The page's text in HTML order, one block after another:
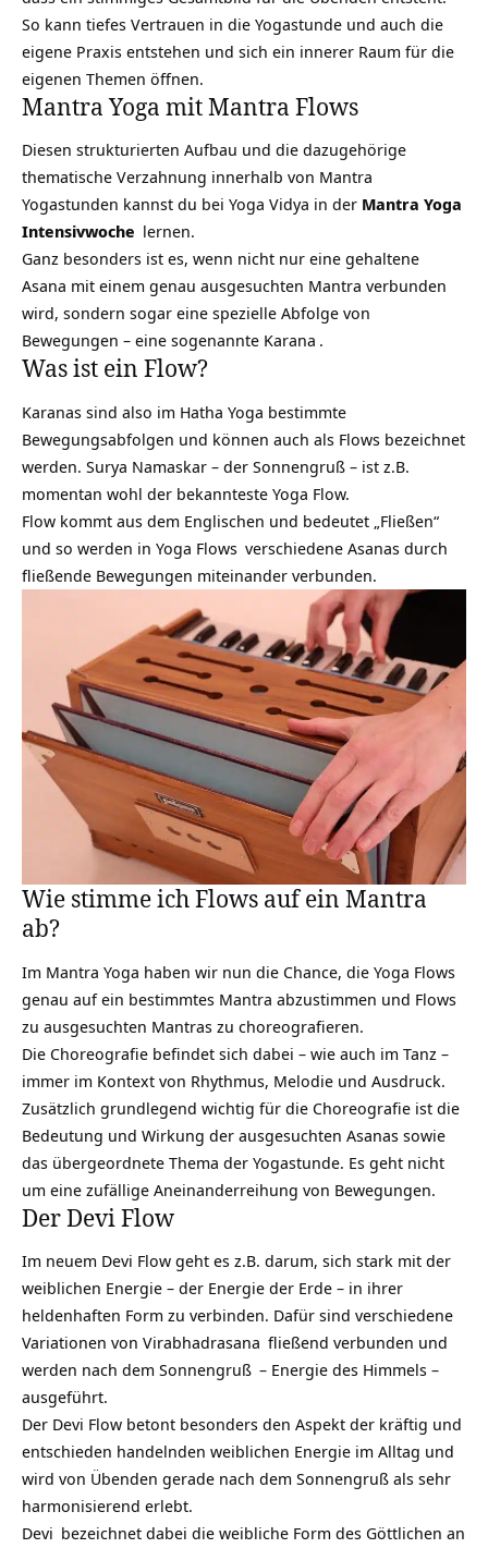
So kann tiefes Vertrauen in die Yogastunde und auch die
eigene Praxis entstehen und sich ein innerer Raum für die
eigenen Themen öffnen.
Mantra Yoga mit Mantra Flows
Diesen strukturierten Aufbau und die dazugehörige
thematische Verzahnung innerhalb von Mantra
Yogastunden kannst du bei Yoga Vidya in der Mantra Yoga
Intensivwoche lernen.
Ganz besonders ist es, wenn nicht nur eine gehaltene
Asana mit einem genau ausgesuchten Mantra verbunden
wird, sondern sogar eine spezielle Abfolge von
Bewegungen – eine sogenannte Karana .
Was ist ein Flow?
Karanas sind also im Hatha Yoga bestimmte
Bewegungsabfolgen und können auch als Flows bezeichnet
werden. Surya Namaskar – der Sonnengruß – ist z.B.
momentan wohl der bekannteste Yoga Flow.
Flow kommt aus dem Englischen und bedeutet „Fließen“
und so werden in Yoga Flows verschiedene Asanas durch
fließende Bewegungen miteinander verbunden.
Wie stimme ich Flows auf ein Mantra
ab?
Im Mantra Yoga haben wir nun die Chance, die Yoga Flows
genau auf ein bestimmtes Mantra abzustimmen und Flows
zu ausgesuchten Mantras zu choreografieren.
Die Choreografie befindet sich dabei – wie auch im Tanz –
immer im Kontext von Rhythmus, Melodie und Ausdruck.
Zusätzlich grundlegend wichtig für die Choreografie ist die
Bedeutung und Wirkung der ausgesuchten Asanas sowie
das übergeordnete Thema der Yogastunde. Es geht nicht
um eine zufällige Aneinanderreihung von Bewegungen.
Der Devi Flow
Im neuem Devi Flow geht es z.B. darum, sich stark mit der
weiblichen Energie – der Energie der Erde – in ihrer
heldenhaften Form zu verbinden. Dafür sind verschiedene
Variationen von Virabhadrasana fließend verbunden und
werden nach dem Sonnengruß – Energie des Himmels –
ausgeführt.
Der Devi Flow betont besonders den Aspekt der kräftig und
entschieden handelnden weiblichen Energie im Alltag und
wird von Übenden gerade nach dem Sonnengruß als sehr
harmonisierend erlebt.
Devi bezeichnet dabei die weibliche Form des Göttlichen an